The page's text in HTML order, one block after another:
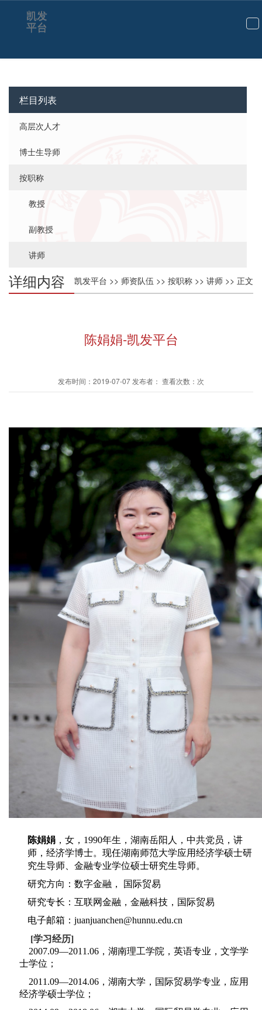
切
航
凯发
平台
栏目列表
高层次人才
博士生导师
按职称
教授
副教授
讲师
凯发平台 >> 师资队伍 >> 按职称 >> 讲师 >> 正文
详细内容
陈娟娟-凯发平台
发布时间：2019-07-07 发布者： 查看次数：次
陈娟娟 ， 女，1990年生，湖南岳阳人，中共党员，讲
师，经济学博士。现任湖南师范大学应用经济学硕士研
究生导师、金融专业学位硕士研究生导师。
研究方向：数字金融， 国际贸易
研究专长：互联网金融，金融科技，国际贸易
电子邮箱： juanjuanchen@hunnu.edu.cn
[学习经历]
2007.09—2011.06，湖南理工学院，英语专业，文学学
士学位；
2011.09—2014.06，湖南大学，国际贸易学专业，应用
经济学硕士学位；